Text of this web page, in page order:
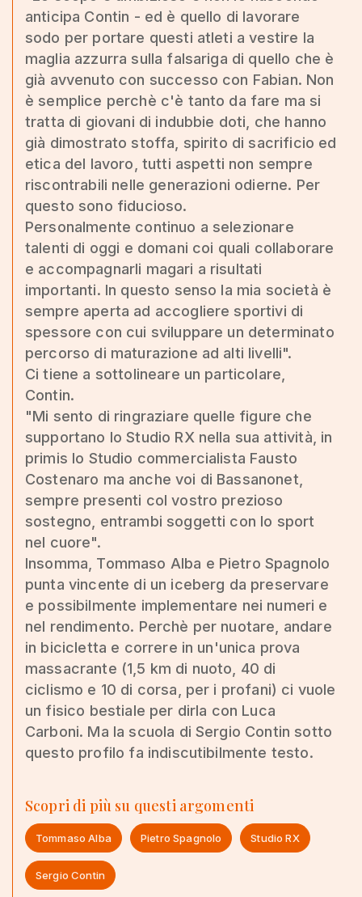
anticipa Contin - ed è quello di lavorare
sodo per portare questi atleti a vestire la
maglia azzurra sulla falsariga di quello che è
già avvenuto con successo con Fabian. Non
è semplice perchè c'è tanto da fare ma si
tratta di giovani di indubbie doti, che hanno
già dimostrato stoffa, spirito di sacrificio ed
etica del lavoro, tutti aspetti non sempre
riscontrabili nelle generazioni odierne. Per
questo sono fiducioso.
Personalmente continuo a selezionare
talenti di oggi e domani coi quali collaborare
e accompagnarli magari a risultati
importanti. In questo senso la mia società è
sempre aperta ad accogliere sportivi di
spessore con cui sviluppare un determinato
percorso di maturazione ad alti livelli".
Ci tiene a sottolineare un particolare,
Contin.
"Mi sento di ringraziare quelle figure che
supportano lo Studio RX nella sua attività, in
primis lo Studio commercialista Fausto
Costenaro ma anche voi di Bassanonet,
sempre presenti col vostro prezioso
sostegno, entrambi soggetti con lo sport
nel cuore".
Insomma, Tommaso Alba e Pietro Spagnolo
punta vincente di un iceberg da preservare
e possibilmente implementare nei numeri e
nel rendimento. Perchè per nuotare, andare
in bicicletta e correre in un'unica prova
massacrante (1,5 km di nuoto, 40 di
ciclismo e 10 di corsa, per i profani) ci vuole
un fisico bestiale per dirla con Luca
Carboni. Ma la scuola di Sergio Contin sotto
questo profilo fa indiscutibilmente testo.
Scopri di più su questi argomenti
Tommaso Alba Pietro Spagnolo Studio RX
Sergio Contin